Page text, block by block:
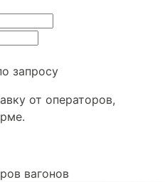
запросу
от операторов,
вагонов